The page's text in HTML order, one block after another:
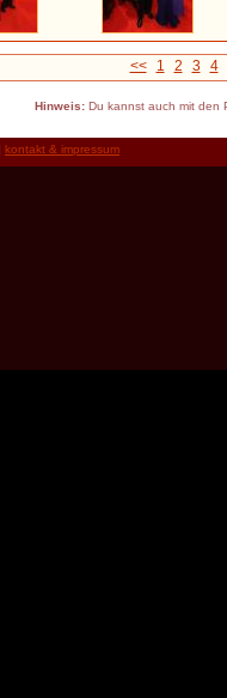
<< 1 2 3 4
Hinweis:Du kannst auch mit den
kontakt & impressum